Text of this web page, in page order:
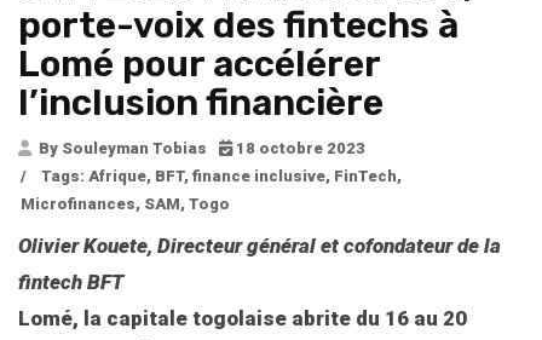
porte-voix des fintechs à
Lomé pour accélérer
l’inclusion financière
By Souleyman Tobias
18 octobre 2023
/
Tags: Afrique, BFT, finance inclusive, FinTech,
Microfinances, SAM, Togo
Olivier Kouete, Directeur général et cofondateur de la
fintech BFT
Lomé, la capitale togolaise abrite du 16 au 20